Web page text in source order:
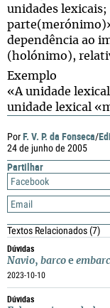
PorF. V. P. da Fonseca/
24 de junho de 2005
Partilhar
Facebook
Email
Textos Relacionados(7)
Dúvidas
Navio, barco e
2023-10-10
Dúvidas
unidades
dependência ao
(holónimo),
Exemplo
«A unidade
unidade lexical